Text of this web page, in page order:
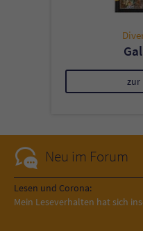
zur
Neu im Forum
Lesen und Corona:
Mein Leseverhalten hat sich